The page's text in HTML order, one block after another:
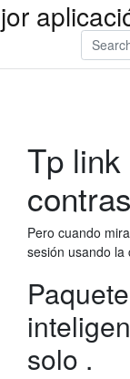
Tp
Pero cuando
sesión usando la
solo .